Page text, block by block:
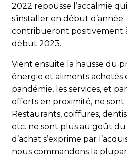
2022 repousse l’accalmie
s’installer en début
contribueront positivement
début 2023.
Vient ensuite la hausse du
énergie et aliments achetés
pandémie, les services, et
offerts en proximité, ne sont
Restaurants, coiffures,
etc. ne sont plus au goût
d’achat s’exprime par
nous commandons la